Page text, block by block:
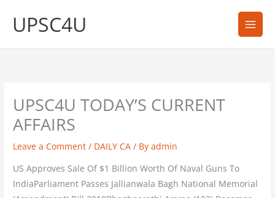
UPSC4U
UPSC4U TODAY’S CURRENT
AFFAIRS
Leave a Comment / DAILY CA / Byadmin
US Approves Sale Of $1 Billion Worth Of Naval Guns To
IndiaParliament Passes Jallianwala Bagh National Memorial